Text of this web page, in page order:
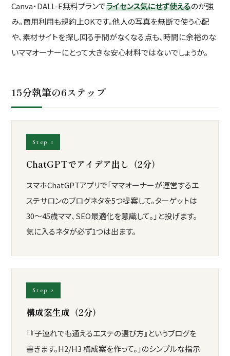
Canva・DALL-E無料プランでライセンス気にせず使えるのが強
み。商用利用も規約上OKです。他人の写真を無断で使う心配
や、素材サイトを探し回る手間がなくなる点も、時間に余裕のな
いママオーナーにとって大きな安心材料ではないでしょうか。
15分執筆の6ステップ
Step 1
ChatGPTでアイデア出し（2分）
スマホChatGPTアプリで「ママオーナーが運営するエ
ステサロンのブログネタを5つ提案して。ターゲットは
30〜45歳ママ、SEO最適化を意識して。」と投げます。
気に入るネタが必ず1つは出ます。
Step 2
構成案生成（2分）
「『子連れでも通えるエステの選び方』というブログを
書きます。H2/H3 構成案を作って。」のシンプルな指示